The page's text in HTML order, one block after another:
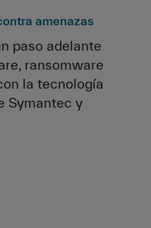
amenazas
paso adelante
ransomware
la tecnología
Symantec y